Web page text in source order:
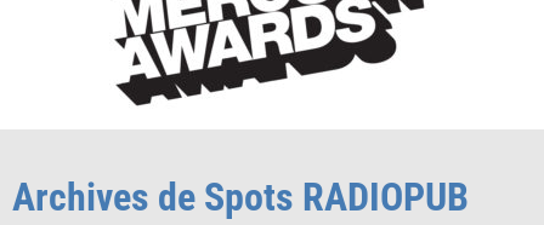
Archives de Spots RADIOPUB